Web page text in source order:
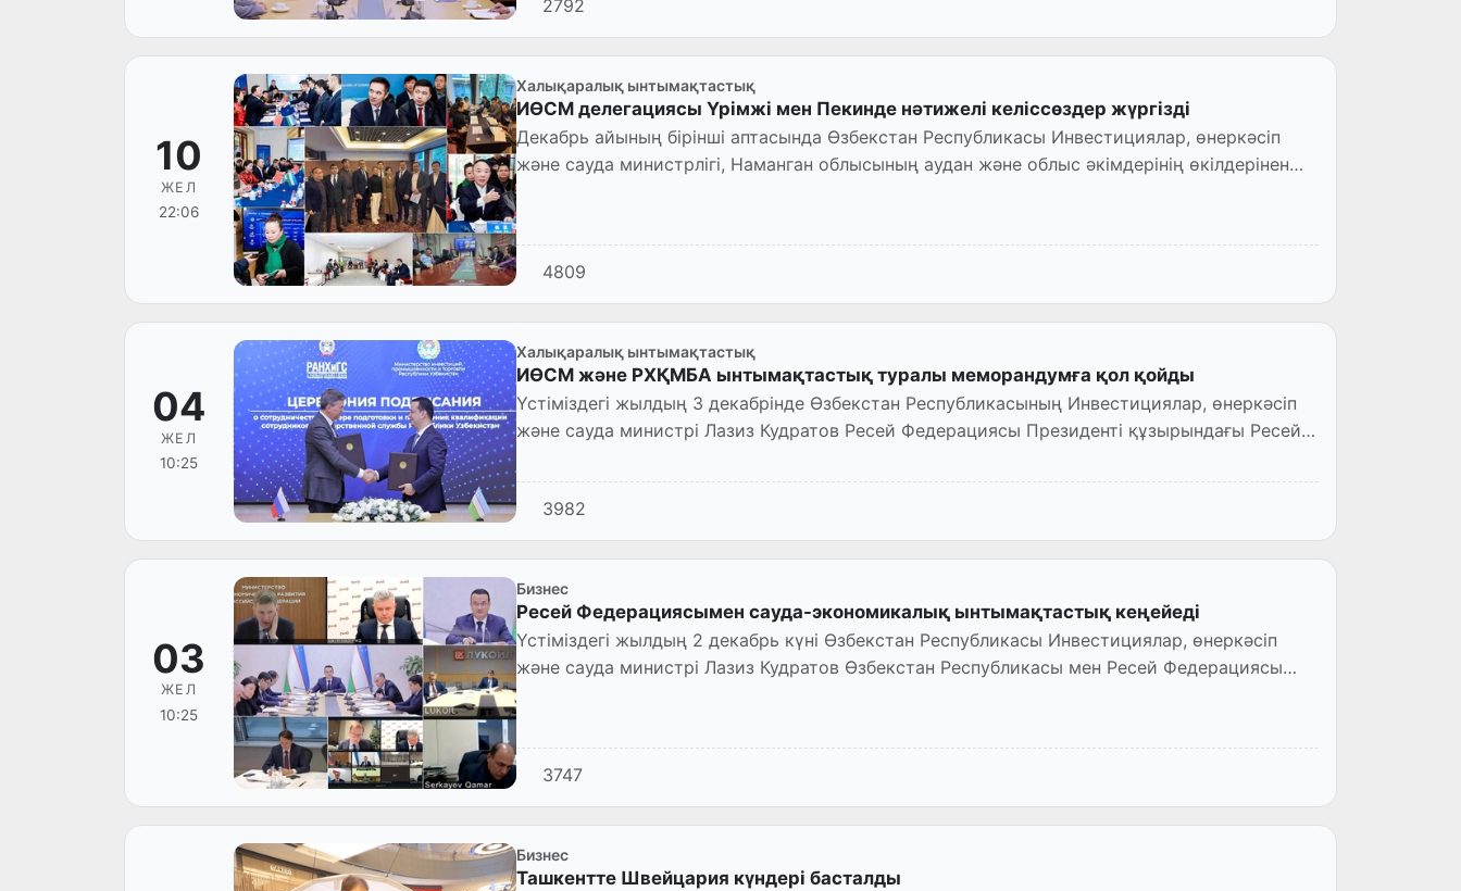
2792
10
ЖЕЛ
22:06
Халықаралық ынтымақтастық
ИӨСМ делегациясы Үрімжі мен Пекинде нәтижелі келіссөздер жүргізді
Декабрь айының бірінші аптасында Өзбекстан Республикасы Инвестициялар, өнеркәсіп
және сауда министрлігі, Наманган облысының аудан және облыс әкімдерінің өкілдерінен
4809
04
ЖЕЛ
10:25
Халықаралық ынтымақтастық
ИӨСМ және РXҚМБА ынтымақтастық туралы меморандумға қол қойды
Үстіміздегі жылдың 3 декабрінде Өзбекстан Республикасының Инвестициялар, өнеркәсіп
және сауда министрі Лазиз Кудратов Ресей Федерациясы Президенті құзырындағы Ресей
3982
03
ЖЕЛ
10:25
Бизнес
Ресей Федерациясымен сауда-экономикалық ынтымақтастық кеңейеді
Үстіміздегі жылдың 2 декабрь күні Өзбекстан Республикасы Инвестициялар, өнеркәсіп
және сауда министрі Лазиз Кудратов Өзбекстан Республикасы мен Ресей Федерациясы
3747
Бизнес
Ташкентте Швейцария күндері басталды